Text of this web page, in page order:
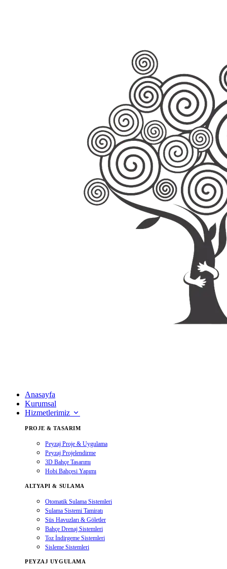
Anasayfa
Kurumsal
Hizmetlerimiz
PROJE & TASARIM
Peyzaj Proje & Uygulama
Peyzaj Projelendirme
3D Bahçe Tasarımı
Hobi Bahçesi Yapımı
ALTYAPI & SULAMA
Otomatik Sulama Sistemleri
Sulama Sistemi Tamiratı
Süs Havuzları & Göletler
Bahçe Drenaj Sistemleri
Toz İndirgeme Sistemleri
Sisleme Sistemleri
PEYZAJ UYGULAMA